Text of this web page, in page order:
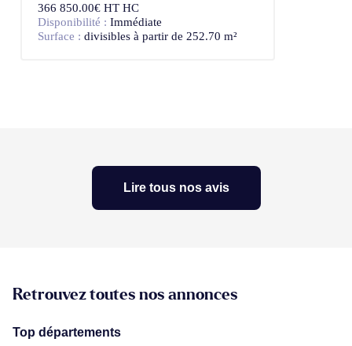
366 850.00€ HT HC
Disponibilité : Immédiate
Surface : divisibles à partir de 252.70 m²
Lire tous nos avis
Retrouvez toutes nos annonces
Top départements